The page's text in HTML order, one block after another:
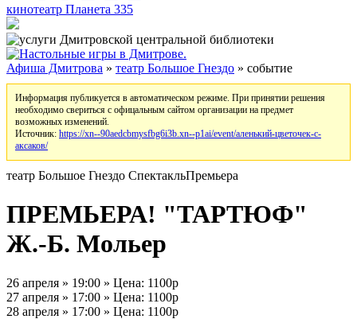
кинотеатр Планета 335
Афиша Дмитрова » театр Большое Гнездо » событие
Информация публикуется в автоматическом режиме. При принятии решения
необходимо свериться с офицальным сайтом организации на предмет
возможных изменений.
Источник: https://xn--90aedcbmysfbg6i3b.xn--p1ai/event/аленький-цветочек-с-
аксаков/
театр Большое Гнездо СпектакльПремьера
ПРЕМЬЕРА! "ТАРТЮФ"
Ж.-Б. Мольер
26 апреля » 19:00 » Цена: 1100р
27 апреля » 17:00 » Цена: 1100р
28 апреля » 17:00 » Цена: 1100р